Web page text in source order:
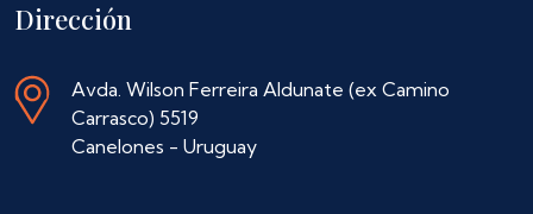
Dirección
Avda. Wilson Ferreira Aldunate (ex Camino
Carrasco) 5519
Canelones - Uruguay